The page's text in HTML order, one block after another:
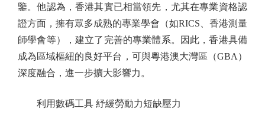
鑒。他認為，香港其實已相當領先，尤其在專業資格認
證方面，擁有眾多成熟的專業學會（如RICS、香港測量
師學會等），建立了完善的專業體系。因此，香港具備
成為區域樞紐的良好平台，可與粵港澳大灣區（GBA）
深度融合，進一步擴大影響力。
利用數碼工具 紓緩勞動力短缺壓力